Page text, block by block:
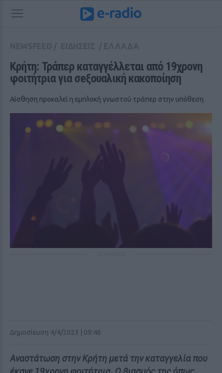
Κρήτη: Τράπερ καταγγέλλεται από 19χρονη
φοιτήτρια για σeξουαλική κακοποίηση
Αίσθηση προκαλεί η εμπλοκή γνωστού τράπερ στην υπόθεση
Δημοσίευση 4/4/2023 | 09:46
Αναστάτωση στην Κρήτη μετά την καταγγελία που